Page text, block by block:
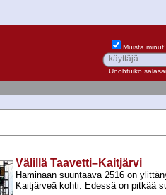
Muista minut!
Unohtuiko
Välillä Taavetti–Kaitjärvi
Haminaan suuntaava 2516 on
Kaitjärveä kohti. Edessä on pitkää